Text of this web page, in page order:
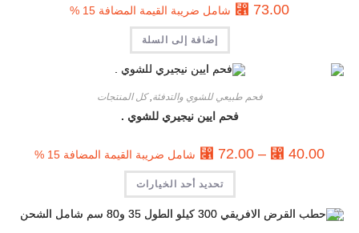
⃁ 73.00 شامل ضريبة القيمة المضافة 15 %
إضافة إلى السلة
فحم طبيعي للشوي والتدفئة,كل المنتجات
فحم ايين نيجيري للشوي .
⃁ 40.00
–
⃁ 72.00 شامل ضريبة القيمة المضافة 15 %
تحديد أحد الخيارات